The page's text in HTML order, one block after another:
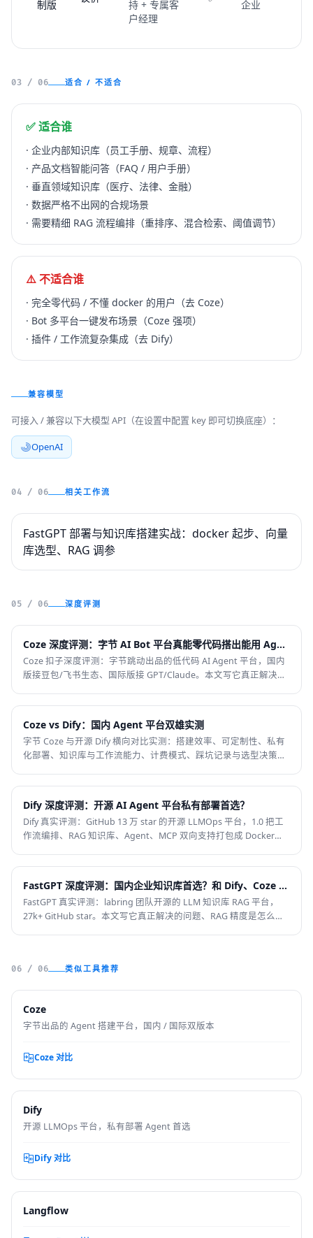
制版
持 + 专属客
户经理
企业
03 / 06 适合 / 不适合
✅ 适合谁
· 企业内部知识库（员工手册、规章、流程）
· 产品文档智能问答（FAQ / 用户手册）
· 垂直领域知识库（医疗、法律、金融）
· 数据严格不出网的合规场景
· 需要精细 RAG 流程编排（重排序、混合检索、阈值调节）
⚠️ 不适合谁
· 完全零代码 / 不懂 docker 的用户（去 Coze）
· Bot 多平台一键发布场景（Coze 强项）
· 插件 / 工作流复杂集成（去 Dify）
兼容模型
可接入 / 兼容以下大模型 API（在设置中配置 key 即可切换底座）：
OpenAI
04 / 06 相关工作流
FastGPT 部署与知识库搭建实战：docker 起步、向量
库选型、RAG 调参
05 / 06 深度评测
Coze 深度评测：字节 AI Bot 平台真能零代码搭出能用 Agent 吗
Coze 扣子深度评测：字节跳动出品的低代码 AI Agent 平台，国内
版接豆包/飞书生态、国际版接 GPT/Claude。本文写它真正解决的
布、按调用计费的真实成本，以及 5 类不推荐用 Coze 的场景。
AIHO 编辑部基于官方文档与多份第三方评测整理。
Coze vs Dify：国内 Agent 平台双雄实测
字节 Coze 与开源 Dify 横向对比实测：搭建效率、可定制性、私有
化部署、知识库与工作流能力、计费模式、踩坑记录与选型决策
据。
Dify 深度评测：开源 AI Agent 平台私有部署首选？
Dify 真实评测：GitHub 13 万 star 的开源 LLMOps 平台，1.0 把工
作流编排、RAG 知识库、Agent、MCP 双向支持打包成 Docker
排深度、RAG 混合检索能力、私有部署经济学、40+ 模型生态，以
及 5 类不推荐场景。AIHO 编辑部基于官方文档与多份评测整理。
FastGPT 深度评测：国内企业知识库首选？和 Dify、Coze 到底怎么选
FastGPT 真实评测：labring 团队开源的 LLM 知识库 RAG 平台，
27k+ GitHub star。本文写它真正解决的问题、RAG 精度是怎么打
06 / 06 类似工具推荐
Coze
字节出品的 Agent 搭建平台，国内 / 国际双版本
Coze 对比
Dify
开源 LLMOps 平台，私有部署 Agent 首选
Dify 对比
Langflow